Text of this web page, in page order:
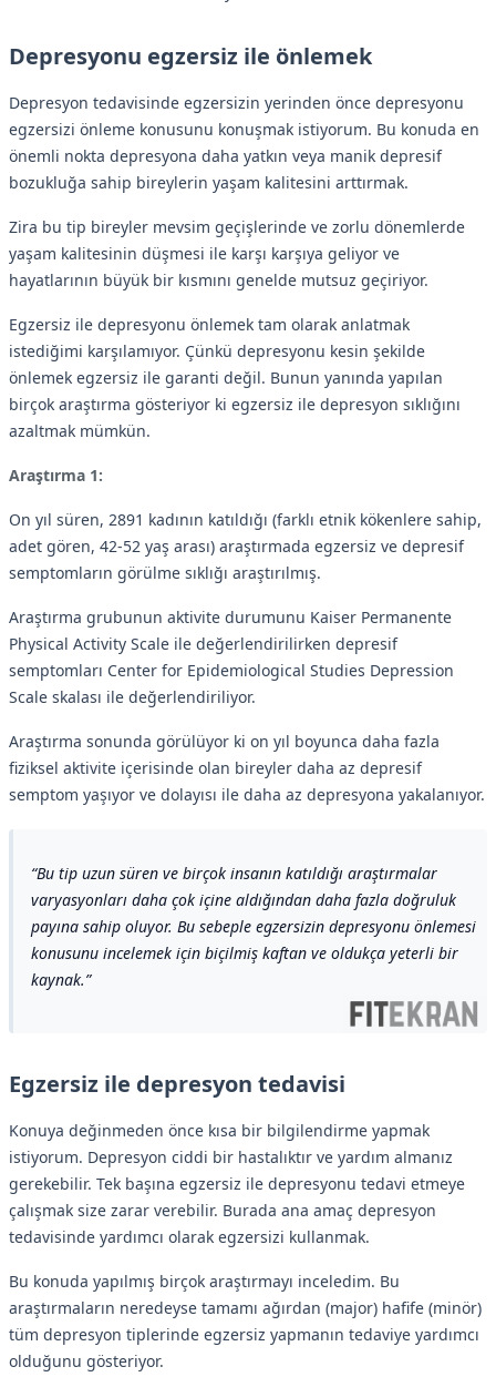
Depresyonu egzersiz ile önlemek
Depresyon tedavisinde egzersizin yerinden önce depresyonu
egzersizi önleme konusunu konuşmak istiyorum. Bu konuda en
önemli nokta depresyona daha yatkın veya manik depresif
bozukluğa sahip bireylerin yaşam kalitesini arttırmak.
Zira bu tip bireyler mevsim geçişlerinde ve zorlu dönemlerde
yaşam kalitesinin düşmesi ile karşı karşıya geliyor ve
hayatlarının büyük bir kısmını genelde mutsuz geçiriyor.
Egzersiz ile depresyonu önlemek tam olarak anlatmak
istediğimi karşılamıyor. Çünkü depresyonu kesin şekilde
önlemek egzersiz ile garanti değil. Bunun yanında yapılan
birçok araştırma gösteriyor ki egzersiz ile depresyon sıklığını
azaltmak mümkün.
Araştırma 1:
On yıl süren, 2891 kadının katıldığı (farklı etnik kökenlere sahip,
adet gören, 42-52 yaş arası) araştırmada egzersiz ve depresif
semptomların görülme sıklığı araştırılmış.
Araştırma grubunun aktivite durumunu Kaiser Permanente
Physical Activity Scale ile değerlendirilirken depresif
semptomları Center for Epidemiological Studies Depression
Scale skalası ile değerlendiriliyor.
Araştırma sonunda görülüyor ki on yıl boyunca daha fazla
fiziksel aktivite içerisinde olan bireyler daha az depresif
semptom yaşıyor ve dolayısı ile daha az depresyona yakalanıyor.
Bu tip uzun süren ve birçok insanın katıldığı araştırmalar
varyasyonları daha çok içine aldığından daha fazla doğruluk
payına sahip oluyor. Bu sebeple egzersizin depresyonu önlemesi
konusunu incelemek için biçilmiş kaftan ve oldukça yeterli bir
kaynak.
Egzersiz ile depresyon tedavisi
Konuya değinmeden önce kısa bir bilgilendirme yapmak
istiyorum. Depresyon ciddi bir hastalıktır ve yardım almanız
gerekebilir. Tek başına egzersiz ile depresyonu tedavi etmeye
çalışmak size zarar verebilir. Burada ana amaç depresyon
tedavisinde yardımcı olarak egzersizi kullanmak.
Bu konuda yapılmış birçok araştırmayı inceledim. Bu
araştırmaların neredeyse tamamı ağırdan (major) hafife (minör)
tüm depresyon tiplerinde egzersiz yapmanın tedaviye yardımcı
olduğunu gösteriyor.